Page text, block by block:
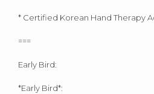
* Certified Korean Hand Therapy
===
Early Bird:
*Early Bird*: